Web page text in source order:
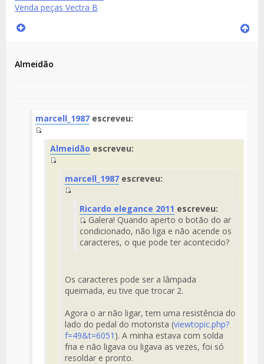
Venda peças Vectra B
Almeidão
marcell_1987 escreveu:
Fuente
del
Mensaje
Almeidão escreveu:
del
Mensaje
marcell_1987 escreveu:
del
Mensaje
Ricardo elegance 2011 escreveu:
Fuente
del
Galera! Quando aperto o botão do ar
condicionado, não liga e não acende os
caracteres, o que pode ter acontecido?
Os caracteres pode ser a lâmpada
queimada, eu tive que trocar 2.
Agora o ar não ligar, tem uma resistência do
lado do pedal do motorista (viewtopic.php?
f=49&t=6051 ). A minha estava com solda
fria e não ligava ou ligava as vezes, foi só
resoldar e pronto.